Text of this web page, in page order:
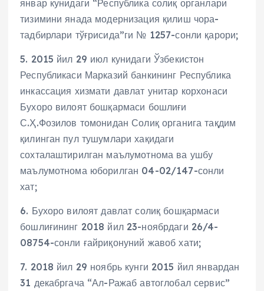
январ кунидаги “Республика солиқ органлари
тизимини янада модернизация қилиш чора-
тадбирлари тўғрисида”ги № 1257-сонли қарори;
5. 2015 йил 29 июл кунидаги Ўзбекистон
Республикаси Марказий банкининг Республика
инкассация хизмати давлат унитар корхонаси
Бухоро вилоят бошқармаси бошлиғи
С.Ҳ.Фозилов томонидан Солиқ органига тақдим
қилинган пул тушумлари хақидаги
сохталаштирилган маълумотнома ва ушбу
маълумотнома юборилган 04-02/147-сонли
хат;
6. Бухоро вилоят давлат солиқ бошқармаси
бошлиғининг 2018 йил 23-ноябрдаги 26/4-
08754-сонли ғайриқонуний жавоб хати;
7. 2018 йил 29 ноябрь кунги 2015 йил январдан
31 декабргача “Ал-Ражаб автоглобал сервис”